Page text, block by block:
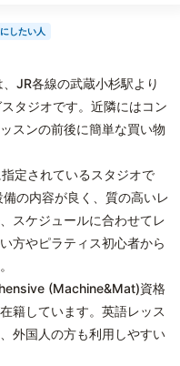
したい人
JR各線の武蔵小杉駅より
タジオです。近隣にはコン
スンの前後に簡単な買い物
定されているスタジオで
の内容が良く、質の高いレ
スケジュールに合わせてレ
方やピラティス初心者から
(Machine&Mat)資格
籍しています。英語レッス
外国人の方も利用しやすい